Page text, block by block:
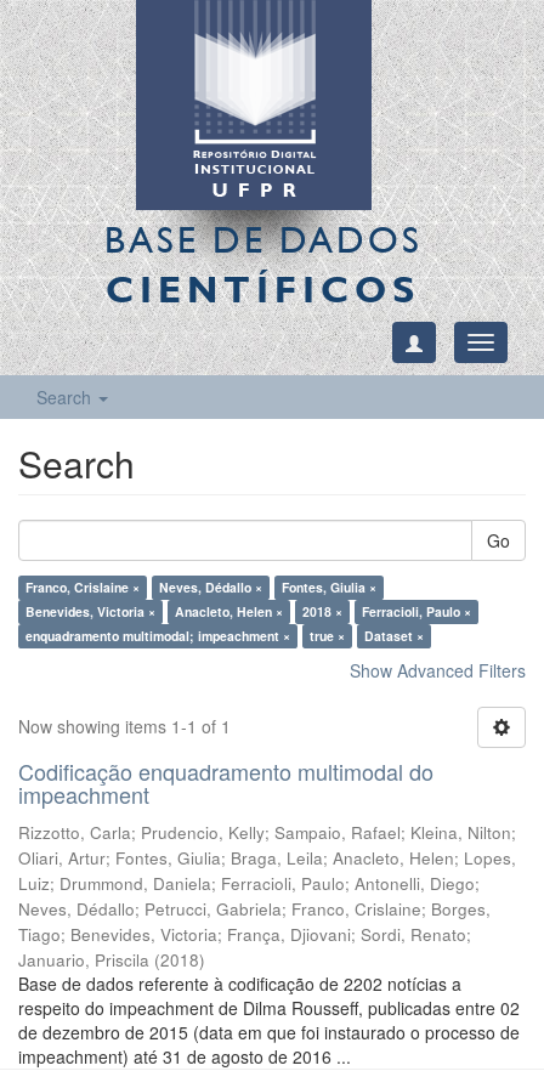
BASE DE DADOS
CIENTÍFICOS
Toggle
Search
Search
Go
Franco, Crislaine × Neves, Dédallo ×
Fontes, Giulia ×
Benevides, Victoria ×
Anacleto, Helen × 2018 ×
Ferracioli, Paulo ×
enquadramento multimodal; impeachment ×
true × Dataset ×
Show Advanced Filters
Now showing items 1-1 of 1
Codificação enquadramento multimodal do
impeachment
Rizzotto, Carla; Prudencio, Kelly; Sampaio, Rafael; Kleina, Nilton;
Oliari, Artur; Fontes, Giulia; Braga, Leila; Anacleto, Helen; Lopes,
Luiz; Drummond, Daniela; Ferracioli, Paulo; Antonelli, Diego;
Neves, Dédallo; Petrucci, Gabriela; Franco, Crislaine; Borges,
Tiago; Benevides, Victoria; França, Djiovani; Sordi, Renato;
Januario, Priscila (2018)
Base de dados referente à codificação de 2202 notícias a
respeito do impeachment de Dilma Rousseff, publicadas entre 02
de dezembro de 2015 (data em que foi instaurado o processo de
impeachment) até 31 de agosto de 2016 ...